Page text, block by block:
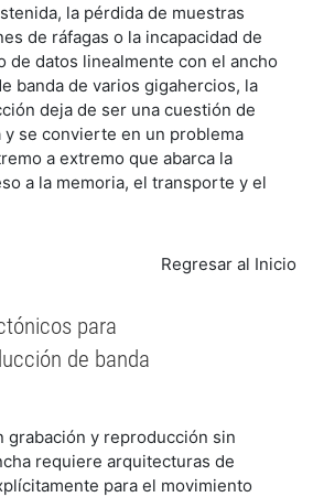
la pérdida de muestras
de ráfagas o la incapacidad de
de datos linealmente con el ancho
banda de varios gigahercios, la
deja de ser una cuestión de
y se convierte en un problema
a extremo que abarca la
a la memoria, el transporte y el
Regresar al Inicio
para
de banda
grabación y reproducción sin
requiere arquitecturas de
para el movimiento